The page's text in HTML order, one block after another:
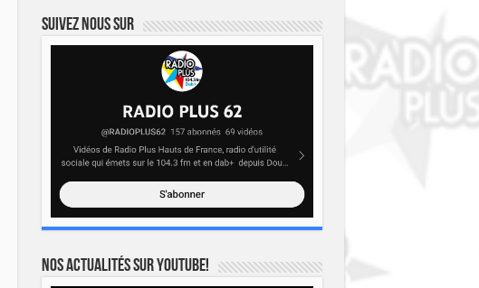
Suivez nous sur
Nos actualités sur YOUTUBE!